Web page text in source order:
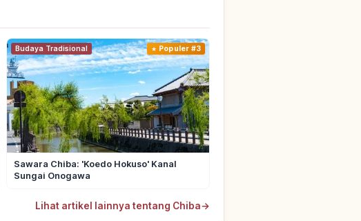
Budaya Tradisional Populer #3
Sawara Chiba: 'Koedo Hokuso' Kanal
Sungai Onogawa
Lihat artikel lainnya tentang Chiba→